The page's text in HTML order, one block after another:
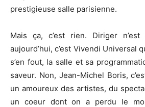
prestigieuse salle parisienne.
Mais ça, c’est rien. Diriger n’est
aujourd’hui, c’est Vivendi Universal
s’en fout, la salle et sa
saveur. Non, Jean-Michel Boris,
un amoureux des artistes, du
un coeur dont on a perdu le